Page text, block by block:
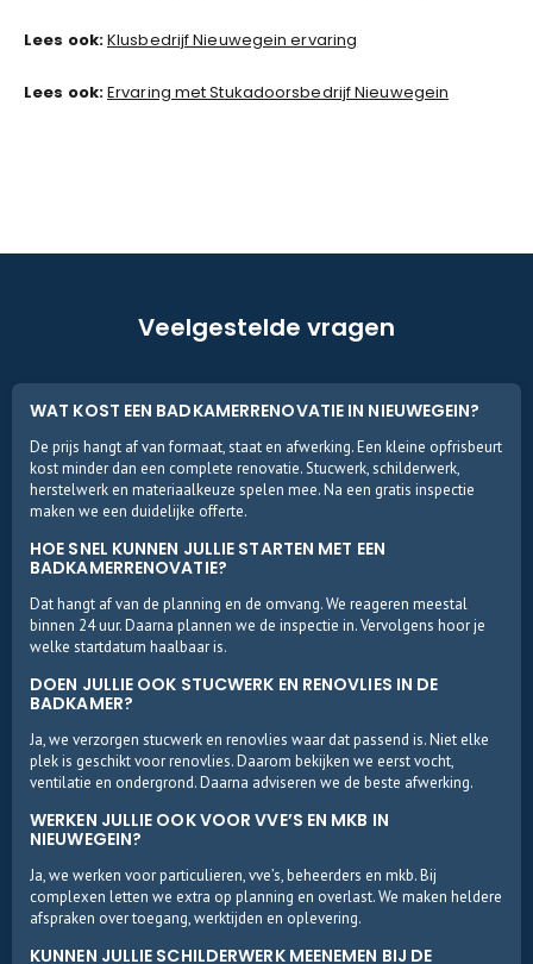
Lees ook:Klusbedrijf Nieuwegein ervaring
Lees ook:Ervaring met Stukadoorsbedrijf Nieuwegein
Veelgestelde vragen
WAT KOST EEN BADKAMERRENOVATIE IN NIEUWEGEIN?
De prijs hangt af van formaat, staat en afwerking. Een kleine opfrisbeurt
kost minder dan een complete renovatie. Stucwerk, schilderwerk,
herstelwerk en materiaalkeuze spelen mee. Na een gratis inspectie
maken we een duidelijke offerte.
HOE SNEL KUNNEN JULLIE STARTEN MET EEN
BADKAMERRENOVATIE?
Dat hangt af van de planning en de omvang. We reageren meestal
binnen 24 uur. Daarna plannen we de inspectie in. Vervolgens hoor je
welke startdatum haalbaar is.
DOEN JULLIE OOK STUCWERK EN RENOVLIES IN DE
BADKAMER?
Ja, we verzorgen stucwerk en renovlies waar dat passend is. Niet elke
plek is geschikt voor renovlies. Daarom bekijken we eerst vocht,
ventilatie en ondergrond. Daarna adviseren we de beste afwerking.
WERKEN JULLIE OOK VOOR VVE’S EN MKB IN
NIEUWEGEIN?
Ja, we werken voor particulieren, vve’s, beheerders en mkb. Bij
complexen letten we extra op planning en overlast. We maken heldere
afspraken over toegang, werktijden en oplevering.
KUNNEN JULLIE SCHILDERWERK MEENEMEN BIJ DE